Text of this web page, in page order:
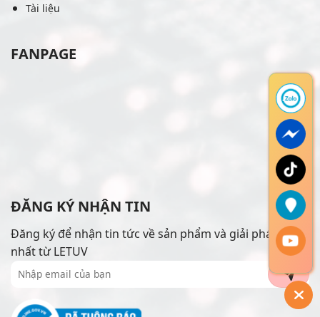
Tài liệu
FANPAGE
ĐĂNG KÝ NHẬN TIN
Đăng ký để nhận tin tức về sản phẩm và giải pháp mới
nhất từ LETUV